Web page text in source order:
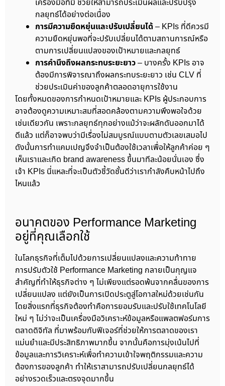
เครื่องมือที่มี ช่วยให้สามารถประเมินผลและปรับปรุง
กลยุทธ์ได้อย่างต่อเนื่อง
การมีความยืดหยุ่นและปรับเปลี่ยนได้– KPIs ที่ดีควรมี
ความยืดหยุ่นพอที่จะปรับเปลี่ยนได้ตามสถานการณ์หรือ
ตามการเปลี่ยนแปลงของเป้าหมายและกลยุทธ์
การคำนึงถึงผลกระทบระยะยาว– บางครั้ง KPIs อาจ
ต้องมีการพิจารณาถึงผลกระทบระยะยาว เช่น CLV ที่
ช่วยประเมินค่าของลูกค้าตลอดอายุการใช้งาน
โดยทั้งหมดของการกำหนดเป้าหมายและ KPIs ผู้ประกอบการ
อาจต้องดูความเหมาะสมที่สอดคล้องตามความพึงพอใจด้วย
เช่นเดียวกัน เพราะกลยุทธ์ทุกอย่างแม้ว่าจะผลักดันออกมาได้
ดีแล้ว แต่ก็อาจพบว่ามีเรื่องไม่สมบูรณ์แบบตามตัวเลขเสมอไป
ดังนั้นการทำแคมเปญจึงจำเป็นต้องใช้เวลาเพื่อให้ลูกค้าค่อย ๆ
เห็นเราและเกิด brand awareness ขึ้นมาทีละน้อยนั่นเอง ซึ่ง
เจ้า KPIs นี่แหละที่จะเป็นตัวชี้วัดชั้นดีว่าเรากำลังคืบหน้าไปถึง
ไหนแล้ว
อนาคตของ Performance Marketing
อยู่ที่คุณเลือกใช้
ในโลกธุรกิจที่เต็มไปด้วยการเปลี่ยนแปลงและความท้าทาย
การปรับตัวใช้ Performance Marketing กลายเป็นกุญแจ
สำคัญที่ทำให้ธุรกิจต่าง ๆ ไม่เพียงแต่รอดพ้นจากคลื่นของการ
เปลี่ยนแปลง แต่ยังเป็นการเปิดประตูสู่โอกาสใหม่ด้วยเช่นกัน
โดยสิ่งแรกที่ธุรกิจต้องทำคือการยอมรับและปรับใช้เทคโนโลยี
ใหม่ ๆ ไม่ว่าจะเป็นเครื่องมือวิเคราะห์ข้อมูลหรือแพลตฟอร์มการ
ตลาดดิจิทัล ที่มาพร้อมกับฟีเจอร์ที่ช่วยให้การตลาดของเรา
แม่นยำและมีประสิทธิภาพมากขึ้น จากนั้นคือการมุ่งเน้นไปที่
ข้อมูลและการวิเคราะห์เพื่อทำความเข้าใจพฤติกรรมและความ
ต้องการของลูกค้า ทำให้เราสามารถปรับเปลี่ยนกลยุทธ์ได้
อย่างรวดเร็วและตรงจุดมากขึ้น